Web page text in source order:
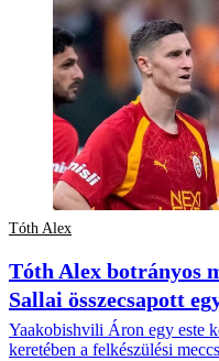
Tóth Alex
Tóth Alex botrányos
Sallai összecsapott
Yaakobishvili Áron egy este
keretében a felkészülési